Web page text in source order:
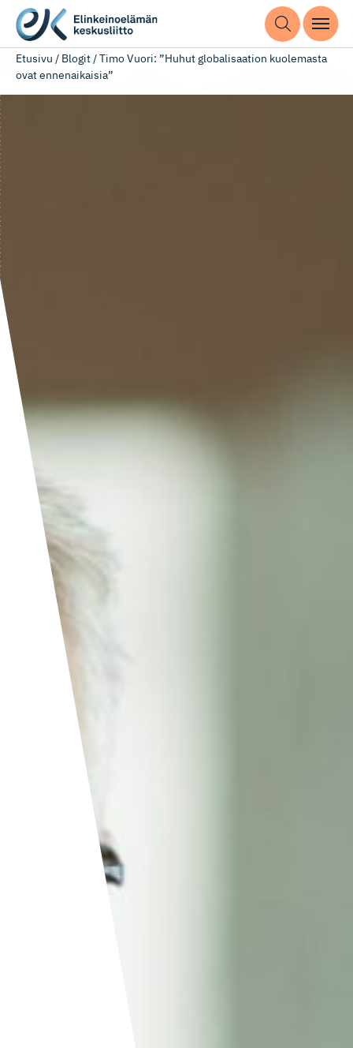
Etusivu / Blogit/Timo Vuori: ”Huhut globalisaation kuolemasta
ovat ennenaikaisia”